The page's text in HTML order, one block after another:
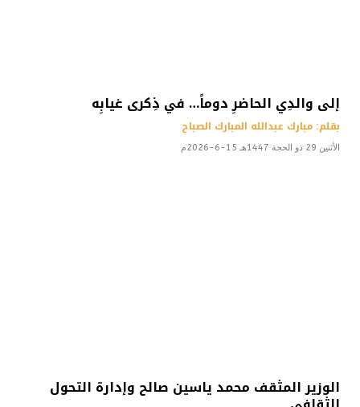
إلى والدِي الحاضرِ دوماً… في ذِكرى غيابِه
بقلم: مبارك عبدالله المبارك الصباح
الأثنين 29 ذو الحجة 1447هـ 15-6-2026م
الوزير المثقف محمد ياسين صالح وإدارة التحول